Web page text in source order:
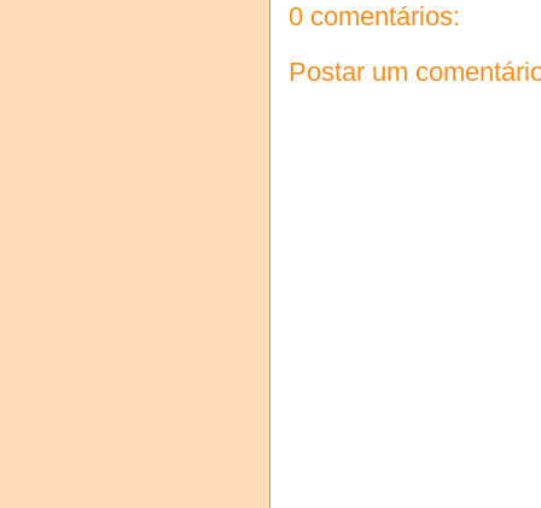
0 comentários:
Postar um